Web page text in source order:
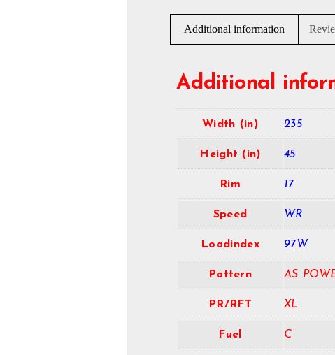
Additional information
Additional
Width (in) 235
Height (in) 45
Rim 17
Speed WR
Loadindex 97W
Pattern AS
PR/RFT XL
Fuel C